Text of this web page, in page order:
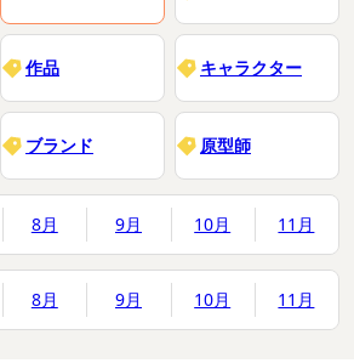
作品 キャラクター
ブランド 原型師
8月 9月 10月 11月
8月 9月 10月 11月